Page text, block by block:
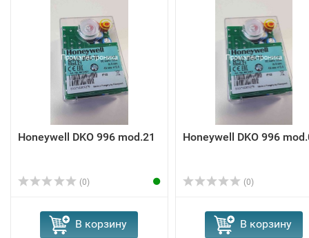
Honeywell DKO 996 mod.21
(0)
В корзину
Honeywell DKO 996
(0)
В корзину